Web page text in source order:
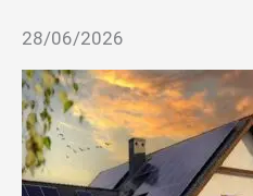
28/06/2026